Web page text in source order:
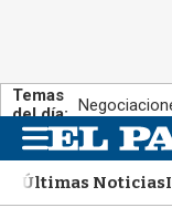
Temas
del día:
n
uÚltimas Noticias